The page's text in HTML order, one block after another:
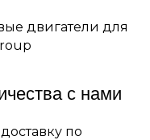
двигатели для
с нами
по